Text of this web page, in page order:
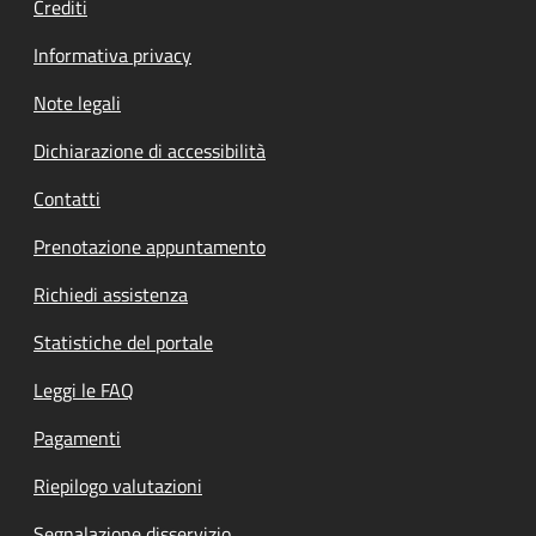
Crediti
Informativa privacy
Note legali
Dichiarazione di accessibilità
Contatti
Prenotazione appuntamento
Richiedi assistenza
Statistiche del portale
Leggi le FAQ
Pagamenti
Riepilogo valutazioni